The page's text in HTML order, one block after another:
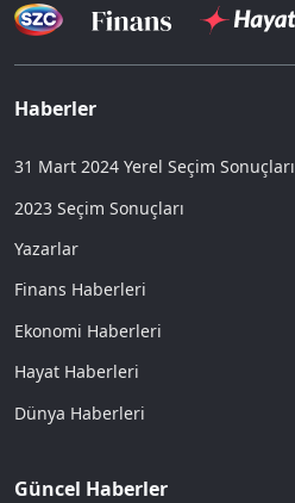
Haberler
31 Mart 2024 Yerel Seçim Sonuçları
2023 Seçim Sonuçları
Yazarlar
Finans Haberleri
Ekonomi Haberleri
Hayat Haberleri
Dünya Haberleri
Güncel Haberler